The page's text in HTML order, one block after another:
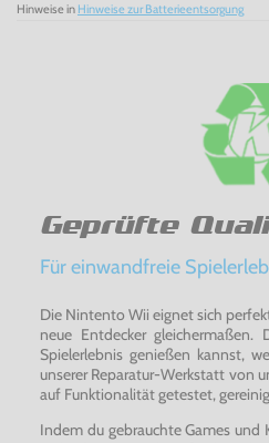
Hinweise in Hinweise zur Batterieentsorgung
Geprüfte
Für einwandfreie
Die Nintento Wii eignet sich
neue Entdecker
Spielerlebnis genießen kannst,
unserer Reparatur-Werkstatt von
auf Funktionalität getestet,
Indem du gebrauchte Games